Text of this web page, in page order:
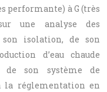
performante) à G (très
une analyse des
isolation, de son
d’eau chaude
son système de
la réglementation en